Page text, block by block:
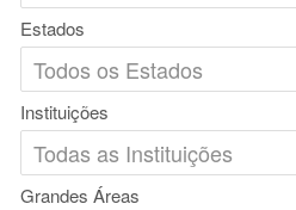
Estados
Instituições
Grandes Áreas